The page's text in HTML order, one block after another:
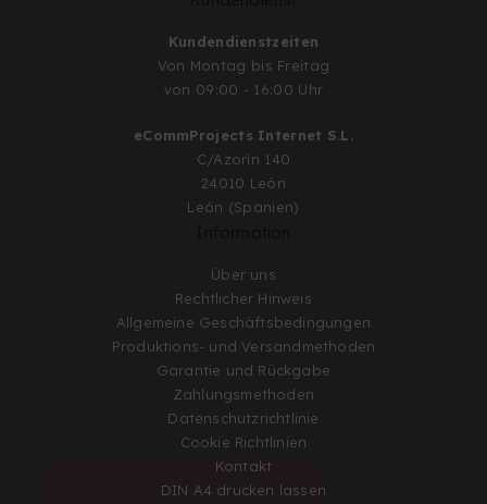
Kundendienstzeiten
Von Montag bis Freitag
von 09:00 - 16:00 Uhr
eCommProjects Internet S.L.
C/Azorín 140
24010 León
León (Spanien)
Über uns
Rechtlicher Hinweis
Allgemeine Geschäftsbedingungen
Produktions- und Versandmethoden
Garantie und Rückgabe
Zahlungsmethoden
Datenschutzrichtlinie
Cookie Richtlinien
Kontakt
DIN A4 drucken lassen